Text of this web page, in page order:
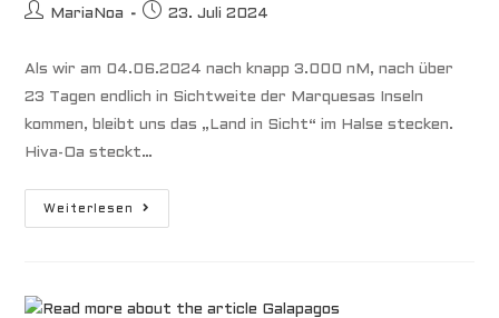
Beitrags-
MariaNoa
Beitrag23. Juli 2024
Als wir am 04.06.2024 nach knapp 3.000 nM, nach über
23 Tagen endlich in Sichtweite der Marquesas Inseln
kommen, bleibt uns das „Land in Sicht“ im Halse stecken.
Hiva-Oa steckt…
Weiterlesen Marquesas